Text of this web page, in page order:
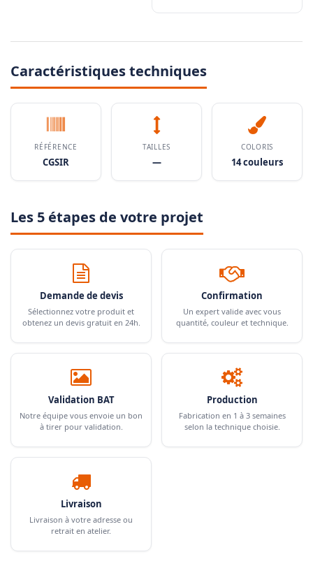
Caractéristiques techniques
RÉFÉRENCE
CGSIR
TAILLES
—
COLORIS
14 couleurs
Les 5 étapes de votre projet
Demande de devis
Sélectionnez votre produit et
obtenez un devis gratuit en 24h.
Confirmation
Un expert valide avec vous
quantité, couleur et technique.
Validation BAT
Notre équipe vous envoie un bon
à tirer pour validation.
Production
Fabrication en 1 à 3 semaines
selon la technique choisie.
Livraison
Livraison à votre adresse ou
retrait en atelier.